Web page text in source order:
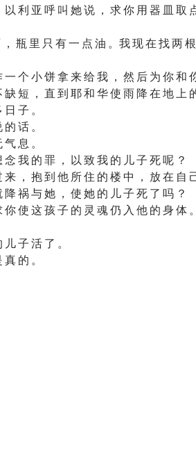
利 亚 呼 叫 她 说 ， 求 你 用 器 皿 取
瓶 里 只 有 一 点 油 。我 现 在 找 两
个 小 饼 拿 来 给 我 ， 然 后 为 你 和
短 ， 直 到 耶 和 华 使 雨 降 在 地 上
子 。
话 。
息 。
我 的 罪 ， 以 致 我 的 儿 子 死 呢 ？
， 抱 到 他 所 住 的 楼 中 ， 放 在 自
祸 与 她 ， 使 她 的 儿 子 死 了 吗 ？
使 这 孩 子 的 灵 魂 仍 入 他 的 身 体 。
子 活 了 。
的 。